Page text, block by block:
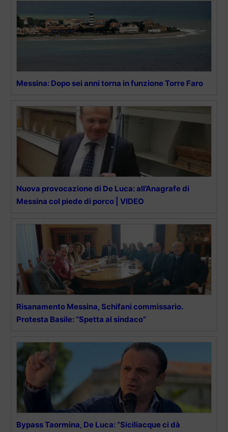
Messina: Dopo sei anni torna in funzione Torre Faro
Nuova provocazione di De Luca: all’Anagrafe di
Messina col piede di porco | VIDEO
Risanamento Messina, Schifani commissario.
Protesta Basile: “Spetta al sindaco”
Bypass Taormina, De Luca: “Siciliacque ci dà